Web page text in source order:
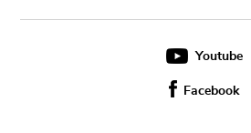
Youtube
Facebook